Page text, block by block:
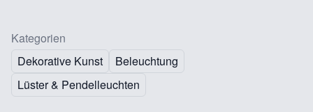
Kategorien
Dekorative Kunst
Beleuchtung
Lüster & Pendelleuchten